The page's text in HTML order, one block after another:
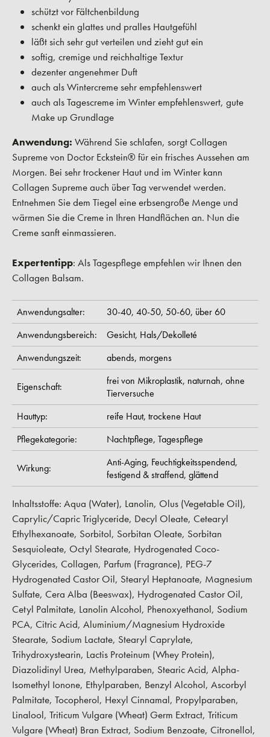
schützt vor Fältchenbildung
schenkt ein glattes und pralles Hautgefühl
läßt sich sehr gut verteilen und zieht gut ein
softig, cremige und reichhaltige Textur
dezenter angenehmer Duft
auch als Wintercreme sehr empfehlenswert
auch als Tagescreme im Winter empfehlenswert, gute
Make up Grundlage
Anwendung: Während Sie schlafen, sorgt Collagen
Supreme von Doctor Eckstein® für ein frisches Aussehen am
Morgen. Bei sehr trockener Haut und im Winter kann
Collagen Supreme auch über Tag verwendet werden.
Entnehmen Sie dem Tiegel eine erbsengroße Menge und
wärmen Sie die Creme in Ihren Handflächen an. Nun die
Creme sanft einmassieren.
Expertentipp: Als Tagespflege empfehlen wir Ihnen den
Collagen Balsam.
Anwendungsalter: 30-40, 40-50, 50-60, über 60
Anwendungsbereich:
Gesicht, Hals/Dekolleté
Anwendungszeit:
abends, morgens
Eigenschaft: frei von Mikroplastik, naturnah, ohne
Tierversuche
Hauttyp:
reife Haut, trockene Haut
Pflegekategorie:
Nachtpflege, Tagespflege
Wirkung: Anti-Aging, Feuchtigkeitsspendend,
festigend & straffend, glättend
Inhaltsstoffe: Aqua (Water), Lanolin, Olus (Vegetable Oil),
Caprylic/Capric Triglyceride, Decyl Oleate, Cetearyl
Ethylhexanoate, Sorbitol, Sorbitan Oleate, Sorbitan
Sesquioleate, Octyl Stearate, Hydrogenated Coco-
Glycerides, Collagen, Parfum (Fragrance), PEG-7
Hydrogenated Castor Oil, Stearyl Heptanoate, Magnesium
Sulfate, Cera Alba (Beeswax), Hydrogenated Castor Oil,
Cetyl Palmitate, Lanolin Alcohol, Phenoxyethanol, Sodium
PCA, Citric Acid, Aluminium/Magnesium Hydroxide
Stearate, Sodium Lactate, Stearyl Caprylate,
Trihydroxystearin, Lactis Proteinum (Whey Protein),
Diazolidinyl Urea, Methylparaben, Stearic Acid, Alpha-
Isomethyl Ionone, Ethylparaben, Benzyl Alcohol, Ascorbyl
Palmitate, Tocopherol, Hexyl Cinnamal, Propylparaben,
Linalool, Triticum Vulgare (Wheat) Germ Extract, Triticum
Vulgare (Wheat) Bran Extract, Sodium Benzoate, Citronellol,